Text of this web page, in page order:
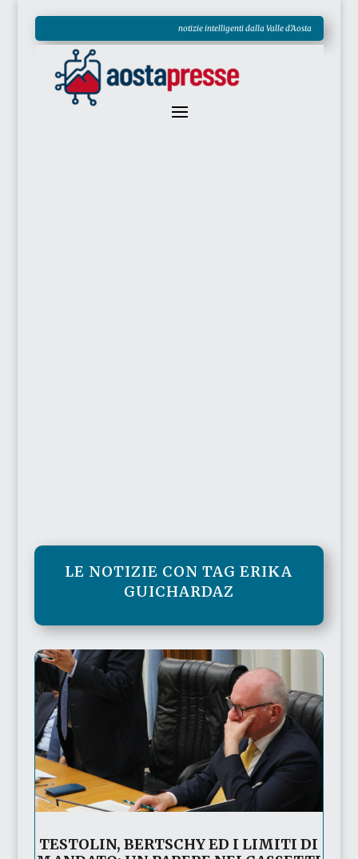
notizie intelligenti dalla Valle d'Aosta
LE NOTIZIE CON TAG ERIKA
GUICHARDAZ
TESTOLIN, BERTSCHY ED I LIMITI DI